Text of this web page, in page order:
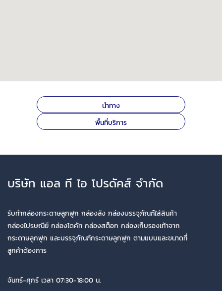
นำทาง
พื้นที่บริการ
บริษัท แอล ที ไอ โปรดัคส์ จำกัด
รับทำกล่องกระดาษลูกฟูก กล่องลัง กล่องบรรจุภัณฑ์ใส่สินค้า
กล่องไปรษณีย์ กล่องไดคัท กล่องสต็อก กล่องเก็บรองเท้าจาก
กระดาษลูกฟูก และบรรจุภัณฑ์กระดาษลูกฟูก ตามแบบและขนาดที่
ลูกค้าต้องการ
จันทร์-ศุกร์ เวลา 07:30-18:00 น.